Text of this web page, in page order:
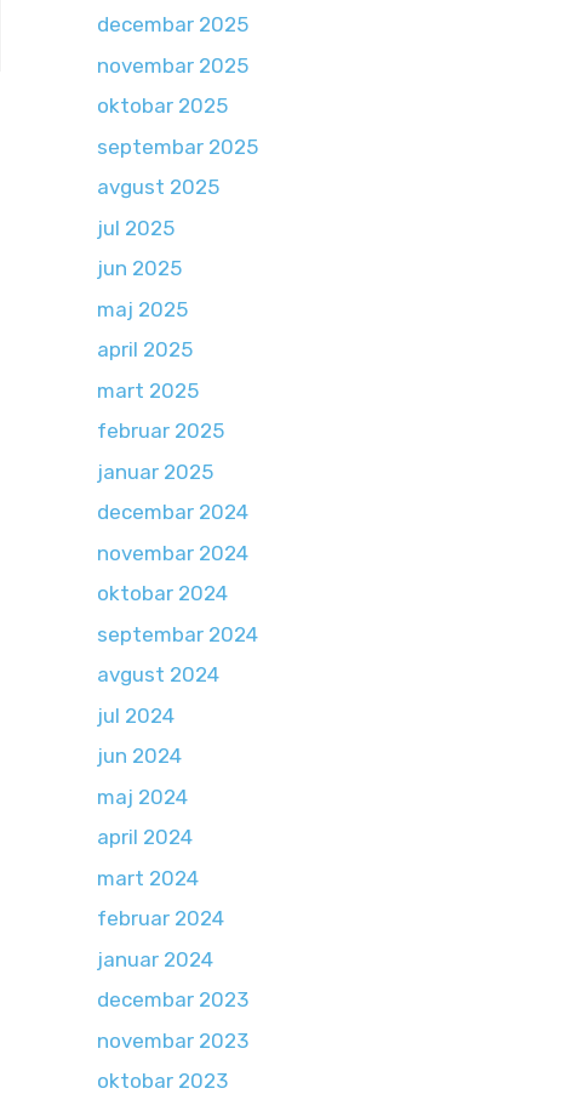
decembar 2025
novembar 2025
oktobar 2025
septembar 2025
avgust 2025
jul 2025
jun 2025
maj 2025
april 2025
mart 2025
februar 2025
januar 2025
decembar 2024
novembar 2024
oktobar 2024
septembar 2024
avgust 2024
jul 2024
jun 2024
maj 2024
april 2024
mart 2024
februar 2024
januar 2024
decembar 2023
novembar 2023
oktobar 2023